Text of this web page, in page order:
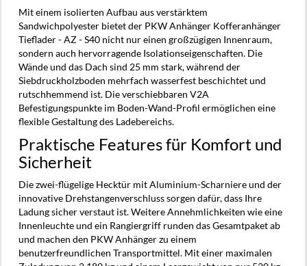
Mit einem isolierten Aufbau aus verstärktem
Sandwichpolyester bietet der PKW Anhänger Kofferanhänger
Tieflader - AZ - S40 nicht nur einen großzügigen Innenraum,
sondern auch hervorragende Isolationseigenschaften. Die
Wände und das Dach sind 25 mm stark, während der
Siebdruckholzboden mehrfach wasserfest beschichtet und
rutschhemmend ist. Die verschiebbaren V2A
Befestigungspunkte im Boden-Wand-Profil ermöglichen eine
flexible Gestaltung des Ladebereichs.
Praktische Features für Komfort und
Sicherheit
Die zwei-flügelige Hecktür mit Aluminium-Scharniere und der
innovative Drehstangenverschluss sorgen dafür, dass Ihre
Ladung sicher verstaut ist. Weitere Annehmlichkeiten wie eine
Innenleuchte und ein Rangiergriff runden das Gesamtpaket ab
und machen den PKW Anhänger zu einem
benutzerfreundlichen Transportmittel. Mit einer maximalen